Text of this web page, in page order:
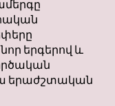
երգերով և
երաժշտական